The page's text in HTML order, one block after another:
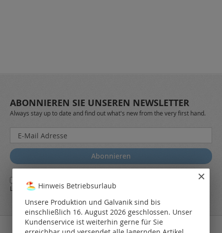
ABONNIEREN SIE UNSEREN NEWSLETTER
Always stay up to date and find out what's new from the very first hand.
Melden
Sie
sich
für
unseren
Newsletter
a:
Abonnieren
Ja,ich stimme den
des
LEO Online-Shop zu.Hinweis Betriebsurlaub
Unsere Produktion und Galvanik sind bis
einschließlich 16. August 2026 geschlossen. Unser
Kundenservice ist weiterhin gerne für Sie